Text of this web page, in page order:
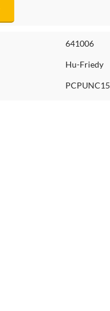
641006
Hu-Friedy
PCPUNC15